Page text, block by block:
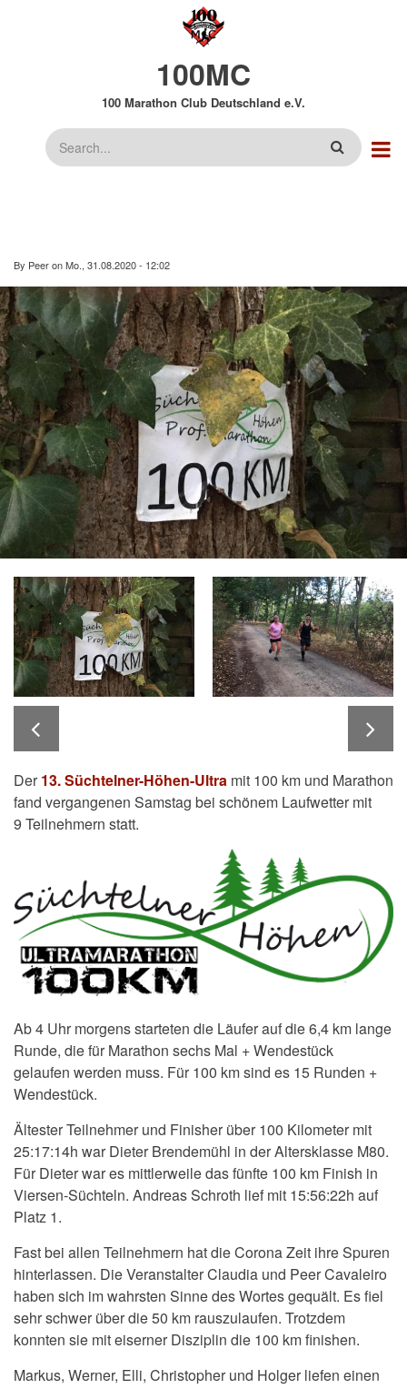
100MC
100 Marathon Club Deutschland e.V.
Suche
By PeeronMo., 31.08.2020 - 12:02
Der13. Süchtelner-Höhen-Ultra mit 100 km und Marathon
fand vergangenen Samstag bei schönem Laufwetter mit
9 Teilnehmern statt.
Ab 4 Uhr morgens starteten die Läufer auf die 6,4 km lange
Runde, die für Marathon sechs Mal + Wendestück
gelaufen werden muss. Für 100 km sind es 15 Runden +
Wendestück.
Ältester Teilnehmer und Finisher über 100 Kilometer mit
25:17:14h war Dieter Brendemühl in der Altersklasse M80.
Für Dieter war es mittlerweile das fünfte 100 km Finish in
Viersen-Süchteln. Andreas Schroth lief mit 15:56:22h auf
Platz 1.
Fast bei allen Teilnehmern hat die Corona Zeit ihre Spuren
hinterlassen. Die Veranstalter Claudia und Peer Cavaleiro
haben sich im wahrsten Sinne des Wortes gequält. Es fiel
sehr schwer über die 50 km rauszulaufen. Trotzdem
konnten sie mit eiserner Disziplin die 100 km finishen.
Markus, Werner, Elli, Christopher und Holger liefen einen